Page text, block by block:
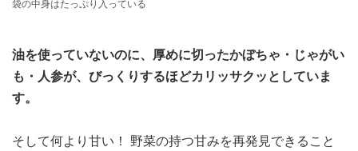
袋の中身はたっぷり入っている
油を使っていないのに、厚めに切ったかぼちゃ・じゃがい
も・人参が、びっくりするほどカリッサクッとしていま
す。
そして何より甘い！ 野菜の持つ甘みを再発見できること